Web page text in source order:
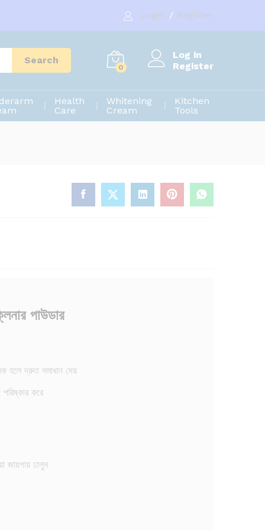
Login / Register
Search
0
Log in
Register
Health
Care
Whitening
Cream
Kitchen
Tools
পাউডার
হলে দ্রুত সমাধান দেয়
করে
জায়গায় ঢালুন
300.00 ৳